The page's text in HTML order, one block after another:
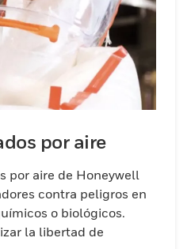
por aire
por aire de Honeywell
contra peligros en
o biológicos.
la libertad de